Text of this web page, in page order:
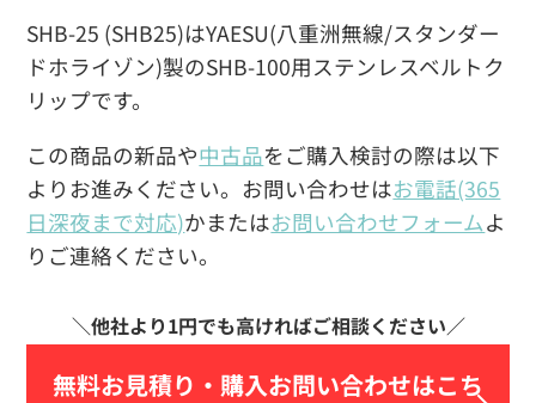
SHB-25 (SHB25)はYAESU(八重洲無線/スタンダー
ドホライゾン)製のSHB-100用ステンレスベルトク
リップです。
この商品の新品や中古品をご購入検討の際は以下
よりお進みください。お問い合わせはお電話(365
日深夜まで対応)かまたはお問い合わせフォームよ
りご連絡ください。
無料お見積り・ 購入お問い合わせはこち